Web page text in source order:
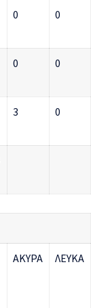
0 0
0 0
3 0
ΑΚΥΡΑ ΛΕΥΚΑ